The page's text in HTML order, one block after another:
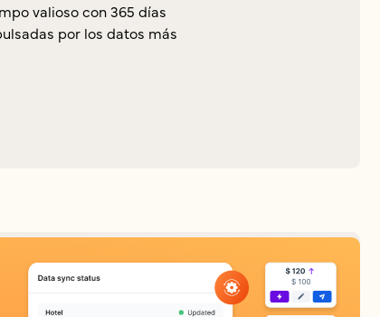
valioso con 365 días
por los datos más